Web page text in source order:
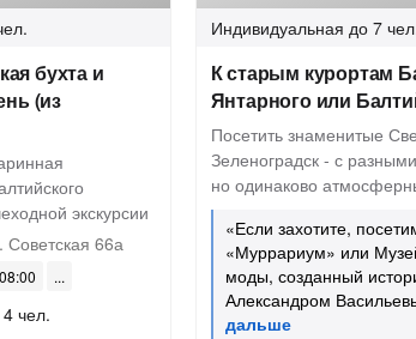
бухта и
(из
экскурсии
66а
чел.
Индивидуальная до 7
К старым курортам
Янтарного или
Посетить знаменитые
Зеленоградск - с
но одинаково
«Если захотите,
«Муррариум» или
моды, созданный
Александром